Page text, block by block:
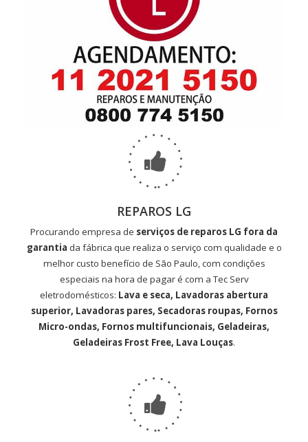
REPAROS LG
Procurando empresa de serviços de reparos LG fora da
garantia da fábrica que realiza o serviço com qualidade e o
melhor custo benefício de São Paulo, com condições
especiais na hora de pagar é com a Tec Serv
eletrodomésticos: Lava e seca, Lavadoras abertura
superior, Lavadoras pares, Secadoras roupas, Fornos
Micro-ondas, Fornos multifuncionais, Geladeiras,
Geladeiras Frost Free, Lava Louças.